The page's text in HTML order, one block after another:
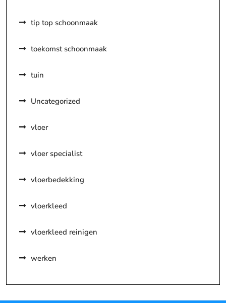
tip top schoonmaak
toekomst schoonmaak
tuin
Uncategorized
vloer
vloer specialist
vloerbedekking
vloerkleed
vloerkleed reinigen
werken